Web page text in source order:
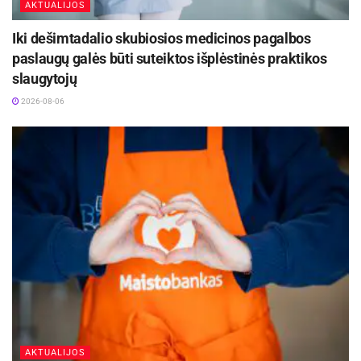
veikiančios kūrybinės vaikų ir jaunimo stovyklos
„Lietuvos atgaja“ programų ir plėtros vadovė Ieva
Stogevičiūtė.
Skaitmenines etikos centro archyvo nuotr.
AKTUALIJOS
Iki dešimtadalio skubiosios medicinos pagalbos
paslaugų galės būti suteiktos išplėstinės praktikos
slaugytojų
2026-08-06
AKTUALIJOS